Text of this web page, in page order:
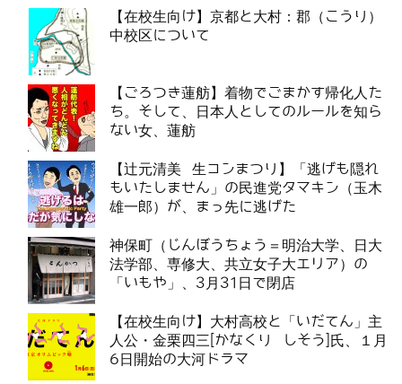
【在校生向け】京都と大村：郡（こうり）
中校区について
【ごろつき蓮舫】着物でごまかす帰化人た
ち。そして、日本人としてのルールを知ら
ない女、蓮舫
【辻元清美 生コンまつり】「逃げも隠れ
もいたしません」の民進党タマキン（玉木
雄一郎）が、まっ先に逃げた
神保町（じんぼうちょう＝明治大学、日大
法学部、専修大、共立女子大エリア）の
「いもや」、3月31日で閉店
【在校生向け】大村高校と「いだてん」主
人公・金栗四三[かなくり しそう]氏、１月
6日開始の大河ドラマ